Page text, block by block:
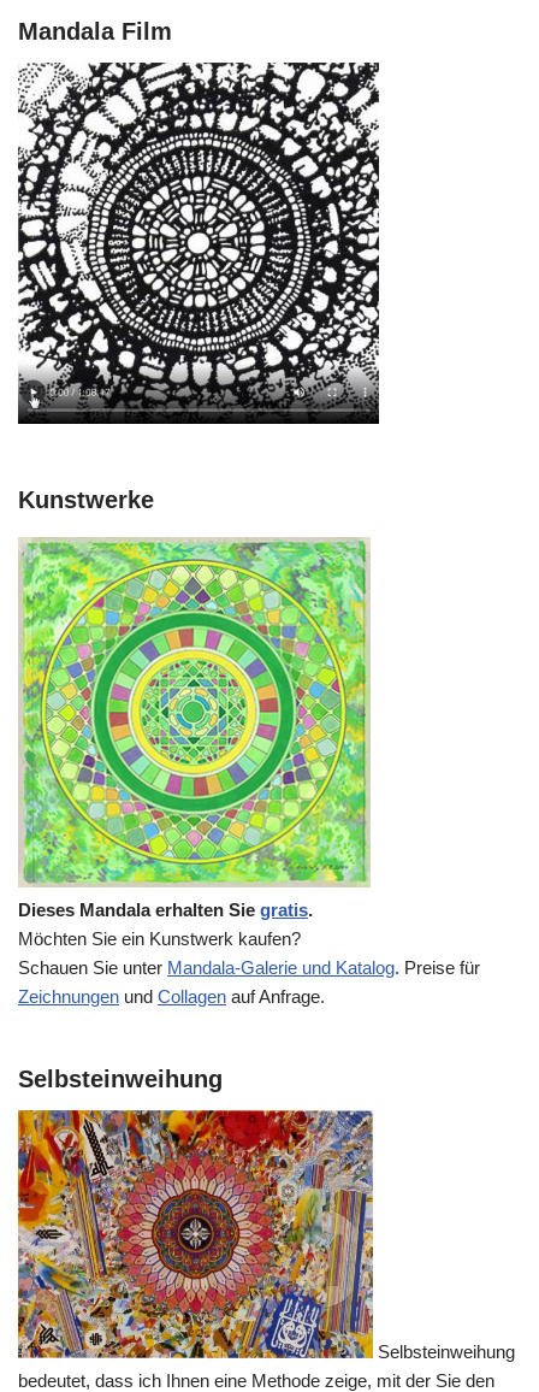
Mandala Film
Kunstwerke
Dieses Mandala erhalten Sie gratis.
Möchten Sie ein Kunstwerk kaufen?
Schauen Sie unter Mandala-Galerie und Katalog. Preise für
Zeichnungen und Collagen auf Anfrage.
Selbsteinweihung
Selbsteinweihung
bedeutet, dass ich Ihnen eine Methode zeige, mit der Sie den